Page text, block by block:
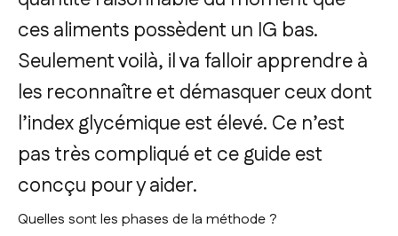
ces aliments possèdent un IG bas.
Seulement voilà, il va falloir apprendre à
les reconnaître et démasquer ceux dont
l’index glycémique est élevé. Ce n’est
pas très compliqué et ce guide est
concçu pour y aider.
Quelles sont les phases de la méthode ?